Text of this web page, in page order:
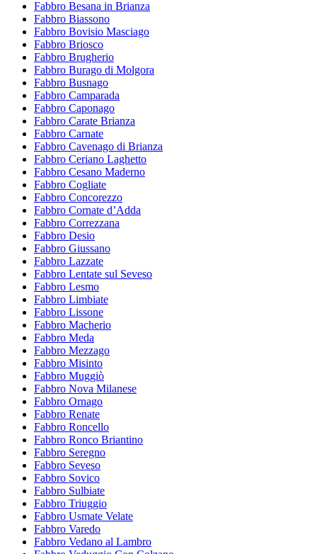
Fabbro Besana in Brianza
Fabbro Biassono
Fabbro Bovisio Masciago
Fabbro Briosco
Fabbro Brugherio
Fabbro Burago di Molgora
Fabbro Busnago
Fabbro Camparada
Fabbro Caponago
Fabbro Carate Brianza
Fabbro Carnate
Fabbro Cavenago di Brianza
Fabbro Ceriano Laghetto
Fabbro Cesano Maderno
Fabbro Cogliate
Fabbro Concorezzo
Fabbro Cornate d’Adda
Fabbro Correzzana
Fabbro Desio
Fabbro Giussano
Fabbro Lazzate
Fabbro Lentate sul Seveso
Fabbro Lesmo
Fabbro Limbiate
Fabbro Lissone
Fabbro Macherio
Fabbro Meda
Fabbro Mezzago
Fabbro Misinto
Fabbro Muggiò
Fabbro Nova Milanese
Fabbro Ornago
Fabbro Renate
Fabbro Roncello
Fabbro Ronco Briantino
Fabbro Seregno
Fabbro Seveso
Fabbro Sovico
Fabbro Sulbiate
Fabbro Triuggio
Fabbro Usmate Velate
Fabbro Varedo
Fabbro Vedano al Lambro